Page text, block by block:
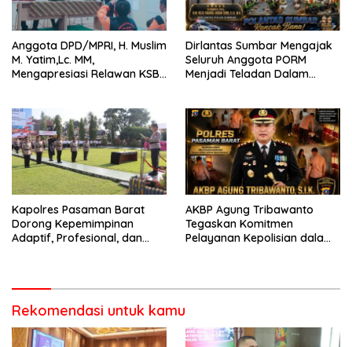
Anggota DPD/MPRI, H. Muslim
M. Yatim,Lc. MM,
Mengapresiasi Relawan KSB
Bencana
Dirlantas Sumbar Mengajak
Seluruh Anggota PORM
Menjadi Teladan Dalam
Perlengkapan Keselamatan
Berkendara
Kapolres Pasaman Barat
Dorong Kepemimpinan
Adaptif, Profesional, dan
AKBP Agung Tribawanto
Tegaskan Komitmen
Pelayanan Kepolisian dalam
Rekomendasi untuk kamu